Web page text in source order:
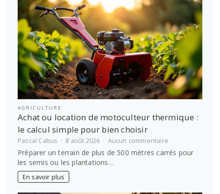
AGRICULTURE
Achat ou location de motoculteur thermique :
le calcul simple pour bien choisir
Pascal Cabus 8 août 2026 Aucun commentaire
Achat
ou
Préparer un terrain de plus de 500 mètres carrés pour
les semis ou les plantations…
En savoir plus